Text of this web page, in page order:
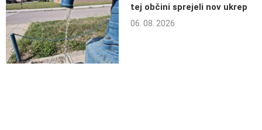
tej občini sprejeli nov ukrep
06. 08. 2026